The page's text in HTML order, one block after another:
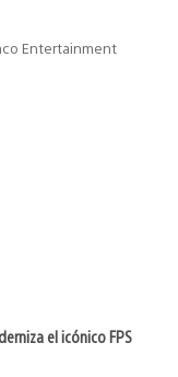
Entertainment
el icónico FPS